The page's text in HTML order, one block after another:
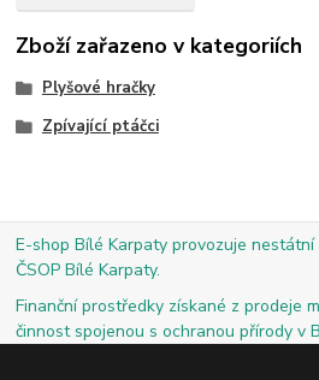
Zboží zařazeno v kategoriích
Plyšové hračky
Zpívající ptáčci
E-shop Bílé Karpaty provozuje
ČSOP Bílé Karpaty.
Finanční prostředky získané z prodeje
činnost spojenou s ochranou přírody v